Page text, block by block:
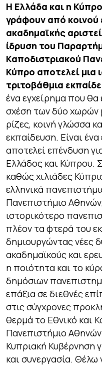
Η Ελλάδα και η
γράφουν από κοινού
ακαδημαϊκής
ίδρυση του
Καποδιστριακού
Κύπρο αποτελεί μια
τριτοβάθμια
ένα εγχείρημα που θα
σχέση των δύο χωρών
ρίζες, κοινή γλώσσα
εκπαίδευση. Είναι
αποτελεί επένδυση
Ελλάδος και Κύπρου.
καθώς χιλιάδες
ελληνικά
Πανεπιστήμιο
ιστορικότερο
πλέον τα φτερά του
δημιουργώντας νέες
ακαδημαϊκούς και
η ποιότητα και το
δημόσιων
επάξια σε διεθνές
στις σύγχρονες
θερμά το Εθνικό και
Πανεπιστήμιο
Κυπριακή Κυβέρνηση
και συνεργασία.